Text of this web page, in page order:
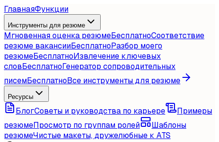
ГлавнаяФункции
Инструменты для резюме
Мгновенная оценка резюмеБесплатноСоответствие
резюме вакансииБесплатноРазбор моего
резюмеБесплатноИзвлечение ключевых
словБесплатноГенератор сопроводительных
писемБесплатноВсе инструменты для резюме
Ресурсы
БлогСоветы и руководства по карьере
Примеры
резюмеПросмотр по группам ролей
Шаблоны
резюмеЧистые макеты, дружелюбные к ATS